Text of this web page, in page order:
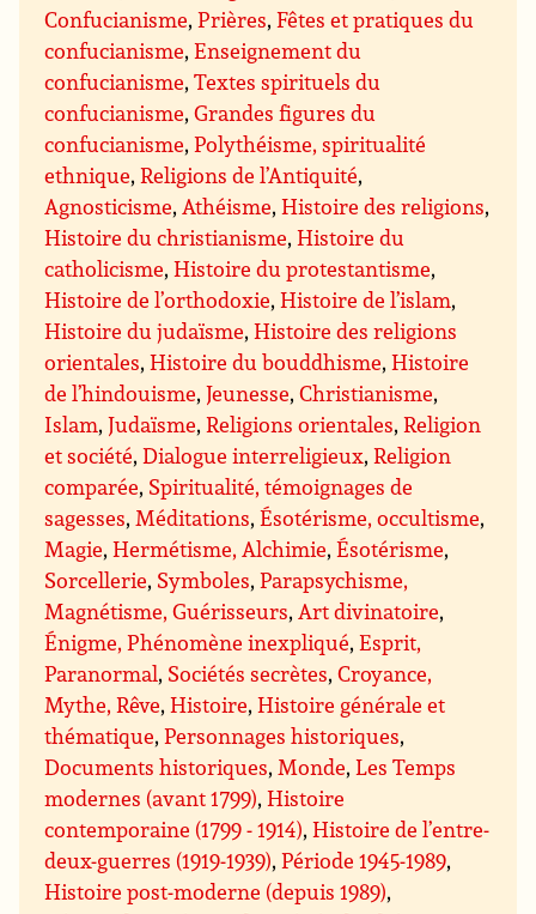
Confucianisme,Prières,Fêtes et pratiques du
confucianisme,Enseignement du
confucianisme,Textes spirituels du
confucianisme,Grandes figures du
confucianisme,Polythéisme, spiritualité
ethnique,Religions de l’Antiquité,
Agnosticisme, Athéisme,Histoire des religions,
Histoire du christianisme,Histoire du
catholicisme,Histoire du protestantisme,
Histoire de l’orthodoxie,Histoire de l’islam,
Histoire du judaïsme,Histoire des religions
orientales,Histoire du bouddhisme,Histoire
de l’hindouisme,Jeunesse,Christianisme,
Islam,Judaïsme,Religions orientales,Religion
et société,Dialogue interreligieux,Religion
comparée, Spiritualité, témoignages de
sagesses, Méditations,Ésotérisme, occultisme,
Magie,Hermétisme, Alchimie,Ésotérisme,
Sorcellerie, Symboles,Parapsychisme,
Magnétisme, Guérisseurs, Art divinatoire,
Énigme, Phénomène inexpliqué,Esprit,
Paranormal, Sociétés secrètes,Croyance,
Mythe, Rêve,Histoire,Histoire générale et
thématique,Personnages historiques,
Documents historiques, Monde,Les Temps
modernes (avant 1799),Histoire
contemporaine (1799 - 1914),Histoire de l’entre-
deux-guerres (1919-1939),Période 1945-1989,
Histoire post-moderne (depuis 1989),